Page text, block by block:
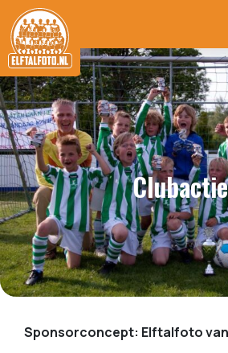
Clubactie
Sponsorconcept: Elftalfoto van